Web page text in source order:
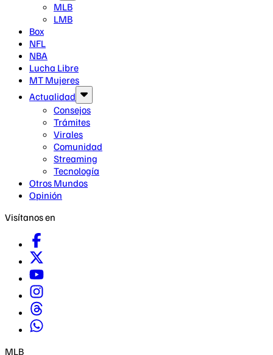
MLB
LMB
Box
NFL
NBA
Lucha Libre
MT Mujeres
Actualidad
Consejos
Trámites
Virales
Comunidad
Streaming
Tecnología
Otros Mundos
Opinión
Visítanos en
MLB